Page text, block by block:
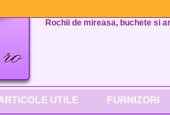
Rochii de mireasa, buchete si
UTILE FURNIZORI